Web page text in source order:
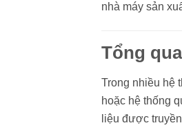
nhà máy sản
Tổng
Trong nhiều hệ
hoặc hệ thống
liệu được